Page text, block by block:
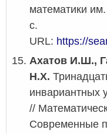
математики
с.
URL: https://
Ахатов И.Ш.,
Н.Х.
инвариантных
//
Современные